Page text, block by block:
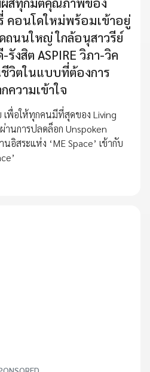
คอนโดใหม่พร้อมเข้าอยู่
ถนนใหญ่ ใกล้อนุสาวรีย์
งสิต ASPIRE วิภา-วิค
วิตในแบบที่ต้องการ
ความเข้าใจ
เพื่อให้ทุกคนมีที่สุดของ Living
านการปลดล็อก Unspoken
อิสระแห่ง ‘ME Space’ เข้ากับ